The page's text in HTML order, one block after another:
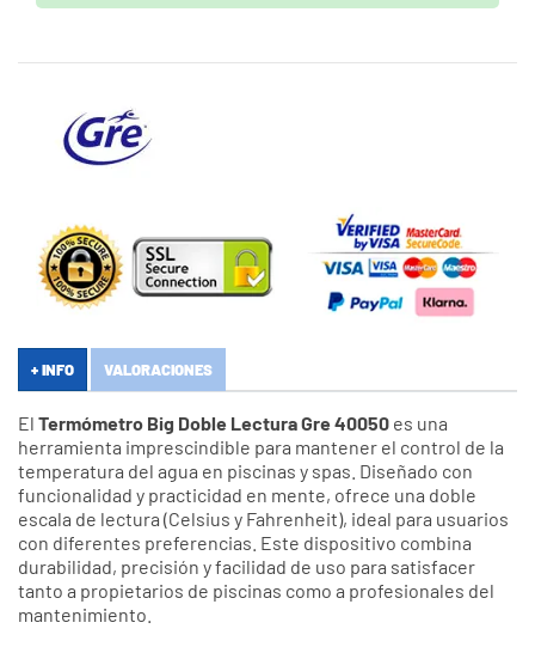
+ INFO VALORACIONES
El Termómetro Big Doble Lectura Gre 40050 es una
herramienta imprescindible para mantener el control de la
temperatura del agua en piscinas y spas. Diseñado con
funcionalidad y practicidad en mente, ofrece una doble
escala de lectura (Celsius y Fahrenheit), ideal para usuarios
con diferentes preferencias. Este dispositivo combina
durabilidad, precisión y facilidad de uso para satisfacer
tanto a propietarios de piscinas como a profesionales del
mantenimiento.